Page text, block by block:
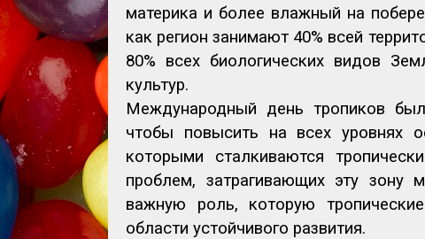
материка и более влажный на
как регион занимают 40% всей
80% всех биологических видов
культур.
Международный день тропиков
чтобы повысить на всех уровнях
которыми сталкиваются
проблем, затрагивающих эту зону
важную роль, которую
области устойчивого развития.